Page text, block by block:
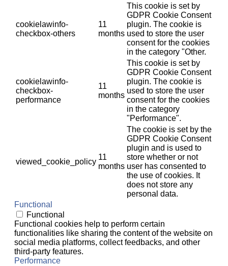
cookielawinfo-
checkbox-others
11
months
This cookie is set by
GDPR Cookie Consent
plugin. The cookie is
used to store the user
consent for the cookies
in the category "Other.
cookielawinfo-
checkbox-
performance
11
months
This cookie is set by
GDPR Cookie Consent
plugin. The cookie is
used to store the user
consent for the cookies
in the category
"Performance".
viewed_cookie_policy
11
months
The cookie is set by the
GDPR Cookie Consent
plugin and is used to
store whether or not
user has consented to
the use of cookies. It
does not store any
personal data.
Functional
Functional
Functional cookies help to perform certain
functionalities like sharing the content of the website on
social media platforms, collect feedbacks, and other
third-party features.
Performance